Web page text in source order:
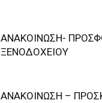
ΑΝΑΚΟΙΝΩΣΗ-
ΞΕΝΟΔΟΧΕΙΟΥ
ΑΝΑΚΟΙΝΩΣΗ –